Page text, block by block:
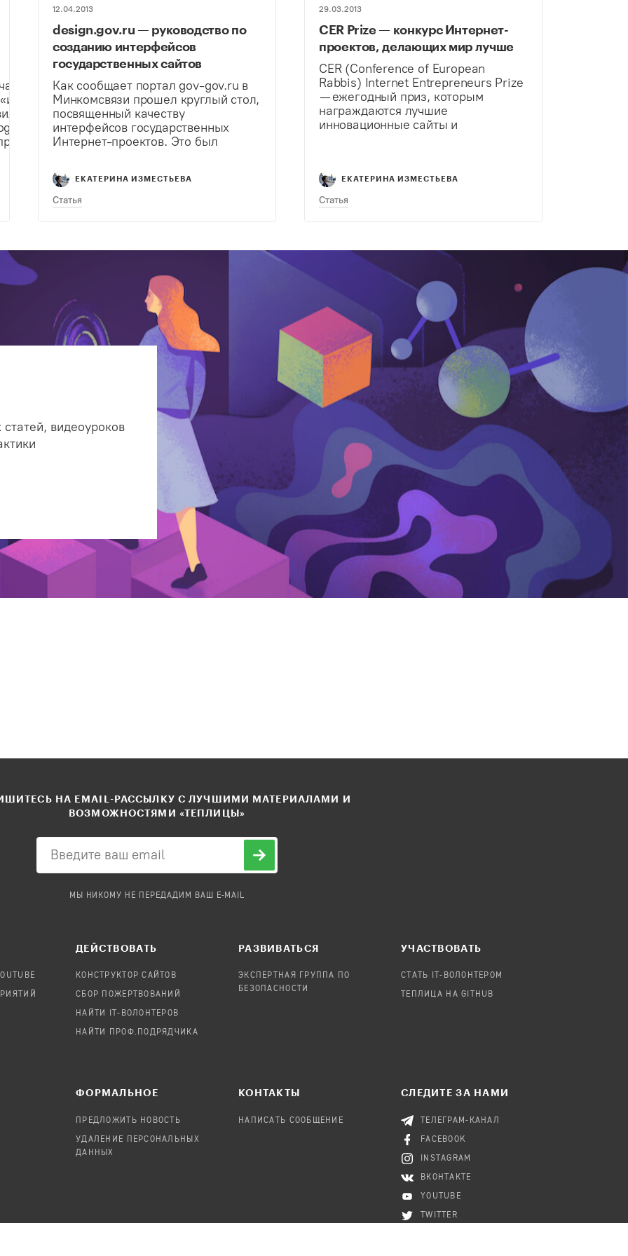
лучшим в мире веб-
Оскаром», а ее
такие ресурсы,
BBC, CNN, Wikipedia и YouTube.
победившие в этом году.
получил…
12.04.2013
design.gov.ru — руководство по
созданию интерфейсов
государственных сайтов
Как сообщает портал gov-gov.ru в
Минкомсвязи прошел круглый стол,
посвященный качеству
интерфейсов государственных
Интернет-проектов. Это был
по его итогам участники
написали открытый план и теперь
совершенно открыто его
исполняют. Такими темпами скоро у
проектированию дизайна…
ЕКАТЕРИНА ИЗМЕСТЬЕВА
Статья
29.03.2013
CER Prize — конкурс Интернет-
проектов, делающих мир лучше
CER (Conference of European
Rabbis) Internet Entrepreneurs Prize
— ежегодный приз, которым
награждаются лучшие
инновационные сайты и
вылечит планету, или сервис,
улучшающий жизнь людей, то у вас
есть шанс…
ЕКАТЕРИНА ИЗМЕСТЬЕВА
Статья
видеоуроков
НА EMAIL-РАССЫЛКУ С ЛУЧШИМИ МАТЕРИАЛАМИ И
ВОЗМОЖНОСТЯМИ «ТЕПЛИЦЫ»
МЫ НИКОМУ НЕ ПЕРЕДАДИМ ВАШ E-MAIL
ДЕЙСТВОВАТЬ
КОНСТРУКТОР САЙТОВ
СБОР ПОЖЕРТВОВАНИЙ
НАЙТИ IT-ВОЛОНТЕРОВ
НАЙТИ ПРОФ.ПОДРЯДЧИКА
РАЗВИВАТЬСЯ
ЭКСПЕРТНАЯ ГРУППА ПО
БЕЗОПАСНОСТИ
УЧАСТВОВАТЬ
СТАТЬ IT-ВОЛОНТЕРОМ
ТЕПЛИЦА НА GITHUB
ФОРМАЛЬНОЕ
ПРЕДЛОЖИТЬ НОВОСТЬ
УДАЛЕНИЕ ПЕРСОНАЛЬНЫХ
ДАННЫХ
КОНТАКТЫ
НАПИСАТЬ СООБЩЕНИЕ
СЛЕДИТЕ ЗА НАМИ
ТЕЛЕГРАМ-КАНАЛ
FACEBOOK
INSTAGRAM
ВКОНТАКТЕ
YOUTUBE
TWITTER